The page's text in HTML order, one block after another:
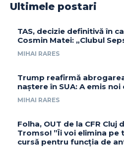
Ultimele postari
TAS, decizie definitivă în
Cosmin Matei: „Clubul
MIHAI RARES
Trump reafirmă
naștere în SUA: A emis
MIHAI RARES
Folha, OUT de la CFR Cluj
Tromso! ”Îi voi elimina pe
cursă pentru funcția de